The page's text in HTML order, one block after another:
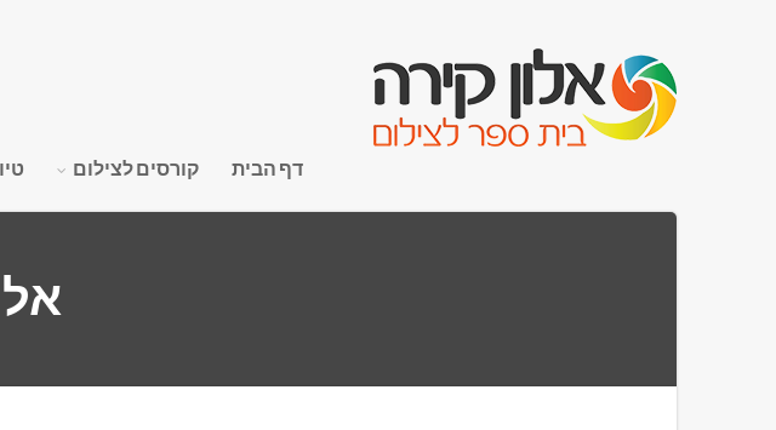
דף הבית קורסים לצילום